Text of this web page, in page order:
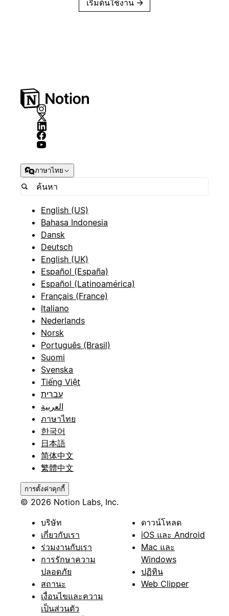
เริ่มต้นใช้งาน →
ภาษาไทย
English (US)
Bahasa Indonesia
Dansk
Deutsch
English (UK)
Español (España)
Español (Latinoamérica)
Français (France)
Italiano
Nederlands
Norsk
Português (Brasil)
Suomi
Svenska
Tiếng Việt
עברית
العربية
ภาษาไทย
한국어
日本語
简体中文
繁體中文
การตั้งค่าคุกกี้
© 2026 Notion Labs, Inc.
บริษัท
เกี่ยวกับเรา
ร่วมงานกับเรา
การรักษาความ
ปลอดภัย
สถานะ
เงื่อนไขและความ
เป็นส่วนตัว
ดาวน์โหลด
iOS และ Android
Mac และ
Windows
ปฏิทิน
Web Clipper